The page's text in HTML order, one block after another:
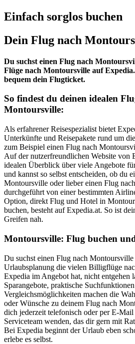
Einfach sorglos buchen
Dein Flug nach
Du suchst einen Flug nach
Flüge nach Montoursville auf
bequem dein Flugticket.
So findest du deinen idealen
Montoursville:
Als erfahrener Reisespezialist bietet
Unterkünfte und Reisepakete rund um
zum Beispiel einen Flug nach
Auf der nutzerfreundlichen Website von
idealen Überblick über viele Angebote
und kannst so selbst entscheiden, ob du
Montoursville oder lieber einen Flug
durchgeführt von einer bestimmten
Option, direkt Flug und Hotel in
buchen, besteht auf Expedia.at. So ist
Greifen nah.
Montoursville: Flug buchen
Du suchst einen Flug nach
Urlaubsplanung die vielen Billigflüge
Expedia im Angebot hat, nicht entgehen
Sparangebote, praktische
Vergleichsmöglichkeiten machen die
oder Wünsche zu deinem Flug nach
dich jederzeit telefonisch oder per E-Mail
Serviceteam wenden, das dir gern mit
Bei Expedia beginnt der Urlaub eben
erlebe es selbst.